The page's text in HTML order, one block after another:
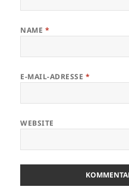
NAME *
E-MAIL-ADRESSE *
WEBSITE